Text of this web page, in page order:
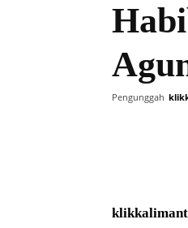
Pengunggah